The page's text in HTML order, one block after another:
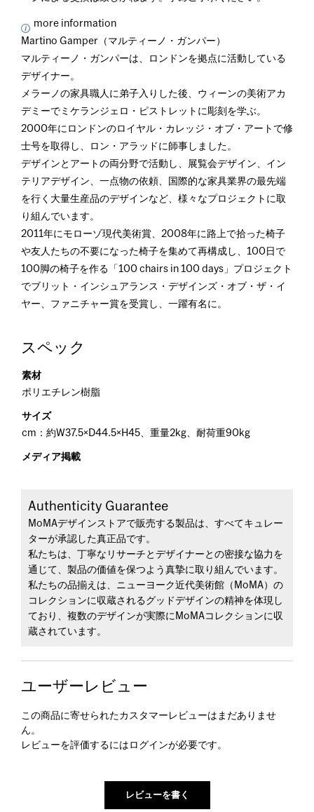
more information
Martino Gamper（マルティーノ・ガンパー）
マルティーノ・ガンパーは、ロンドンを拠点に活動している
デザイナー。
メラーノの家具職人に弟子入りした後、ウィーンの美術アカ
デミーでミケランジェロ・ピストレットに彫刻を学ぶ。
2000年にロンドンのロイヤル・カレッジ・オブ・アートで修
士号を取得し、ロン・アラッドに師事しました。
デザインとアートの両分野で活動し、展覧会デザイン、イン
テリアデザイン、一点物の依頼、国際的な家具業界の最先端
を行く大量生産品のデザインなど、様々なプロジェクトに取
り組んでいます。
2011年にモローゾ現代美術賞、2008年に路上で拾った椅子
や友人たちの不要になった椅子を集めて再構成し、100日で
100脚の椅子を作る「100 chairs in 100 days」プロジェクト
でブリット・インシュアランス・デザインズ・オブ・ザ・イ
ヤー、ファニチャー賞を受賞し、一躍有名に。
スペック
素材
ポリエチレン樹脂
サイズ
cm：約W37.5×D44.5×H45、重量2kg、耐荷重90kg
メディア掲載
Authenticity Guarantee
MoMAデザインストアで販売する製品は、すべてキュレー
ターが承認した真正品です。
私たちは、丁寧なリサーチとデザイナーとの密接な協力を
通じて、製品の価値を保つよう真摯に取り組んでいます。
私たちの品揃えは、ニューヨーク近代美術館（MoMA）の
コレクションに収蔵されるグッドデザインの精神を体現し
ており、複数のデザインが実際にMoMAコレクションに収
蔵されています。
ユーザーレビュー
この商品に寄せられたカスタマーレビューはまだありませ
ん。
レビューを評価するには ログインが必要です。